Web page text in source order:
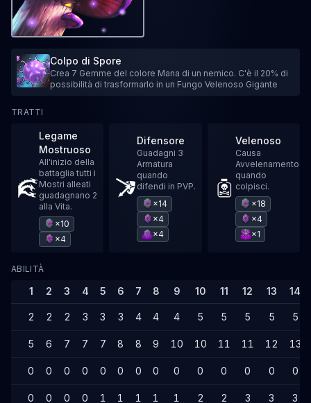
Colpo di Spore
Crea 7 Gemme del colore Mana di un nemico. C'è il 20% di
possibilità di trasformarlo in un Fungo Velenoso Gigante
TRATTI
Legame
Mostruoso
All'inizio della
battaglia tutti i
Mostri alleati
guadagnano 2
alla Vita.
×10
×4
Difensore
Guadagni 3
Armatura
quando
difendi in PVP.
×14
×4
×4
Velenoso
Causa
Avvelenamento
quando
colpisci.
×18
×4
×1
ABILITÀ
1 2 3 4 5 6 7 8 9 10 11 12 13 14
2 2 2 3 3 3 4 4 4 5 5 5 5 5
5 6 7 7 7 8 8 9 10 10 11 11 12 13
0 0 0 0 0 0 0 0 0 0 0 0 0 0
0 0 0 0 1 1 1 1 1 2 2 3 3 3